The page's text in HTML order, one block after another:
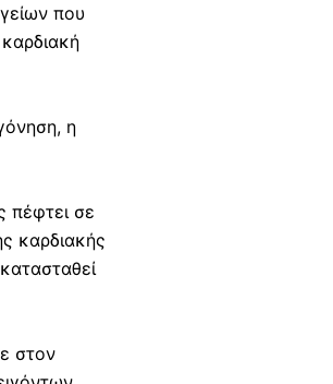
που
η
πέφτει σε
καρδιακής
στον